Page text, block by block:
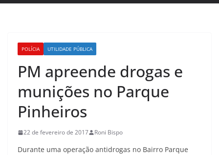
POLÍCIA UTILIDADE PÚBLICA
PM apreende drogas e
munições no Parque
Pinheiros
22 de fevereiro de 2017 Roni Bispo
Durante uma operação antidrogas no Bairro Parque